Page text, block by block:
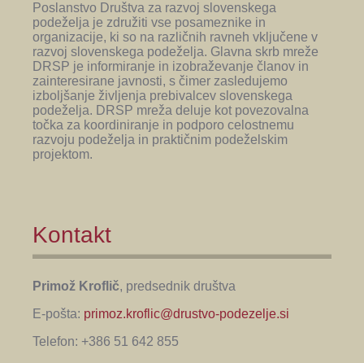
Poslanstvo Društva za razvoj slovenskega
podeželja je združiti vse posameznike in
organizacije, ki so na različnih ravneh vključene v
razvoj slovenskega podeželja. Glavna skrb mreže
DRSP je informiranje in izobraževanje članov in
zainteresirane javnosti, s čimer zasledujemo
izboljšanje življenja prebivalcev slovenskega
podeželja. DRSP mreža deluje kot povezovalna
točka za koordiniranje in podporo celostnemu
razvoju podeželja in praktičnim podeželskim
projektom.
Kontakt
Primož Kroflič, predsednik društva
E-pošta: primoz.kroflic@drustvo-podezelje.si
Telefon: +386 51 642 855